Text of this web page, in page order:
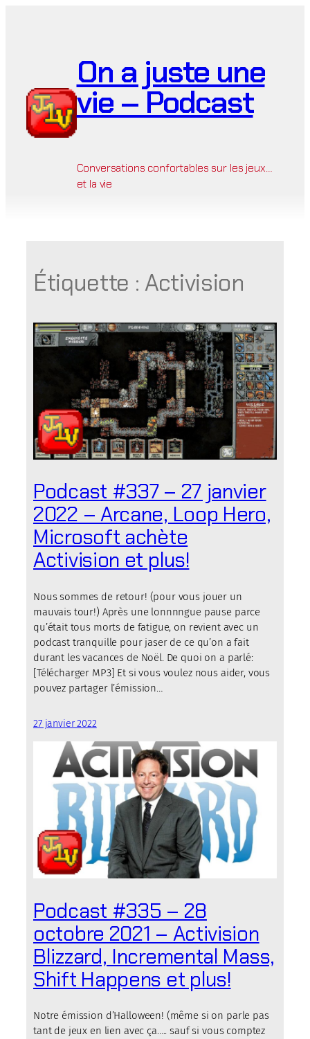
On a juste une
vie – Podcast
Conversations confortables sur les jeux…
et la vie
Étiquette : Activision
Podcast #337 – 27 janvier
2022 – Arcane, Loop Hero,
Microsoft achète
Activision et plus!
Nous sommes de retour! (pour vous jouer un
mauvais tour!) Après une lonnnngue pause parce
qu’était tous morts de fatigue, on revient avec un
podcast tranquille pour jaser de ce qu’on a fait
durant les vacances de Noël. De quoi on a parlé:
[Télécharger MP3] Et si vous voulez nous aider, vous
pouvez partager l’émission…
27 janvier 2022
Podcast #335 – 28
octobre 2021 – Activision
Blizzard, Incremental Mass,
Shift Happens et plus!
Notre émission d’Halloween! (même si on parle pas
tant de jeux en lien avec ça….. sauf si vous comptez